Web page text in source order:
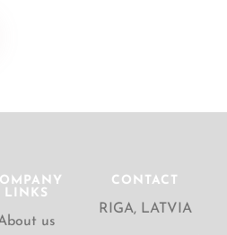
LINKS
us
CONTACT
RIGA, LATVIA